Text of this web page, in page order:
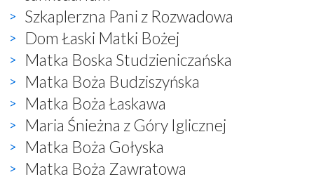
Szkaplerzna Pani z Rozwadowa
Dom Łaski Matki Bożej
Matka Boska Studzieniczańska
Matka Boża Budziszyńska
Matka Boża Łaskawa
Maria Śnieżna z Góry Iglicznej
Matka Boża Gołyska
Matka Boża Zawratowa